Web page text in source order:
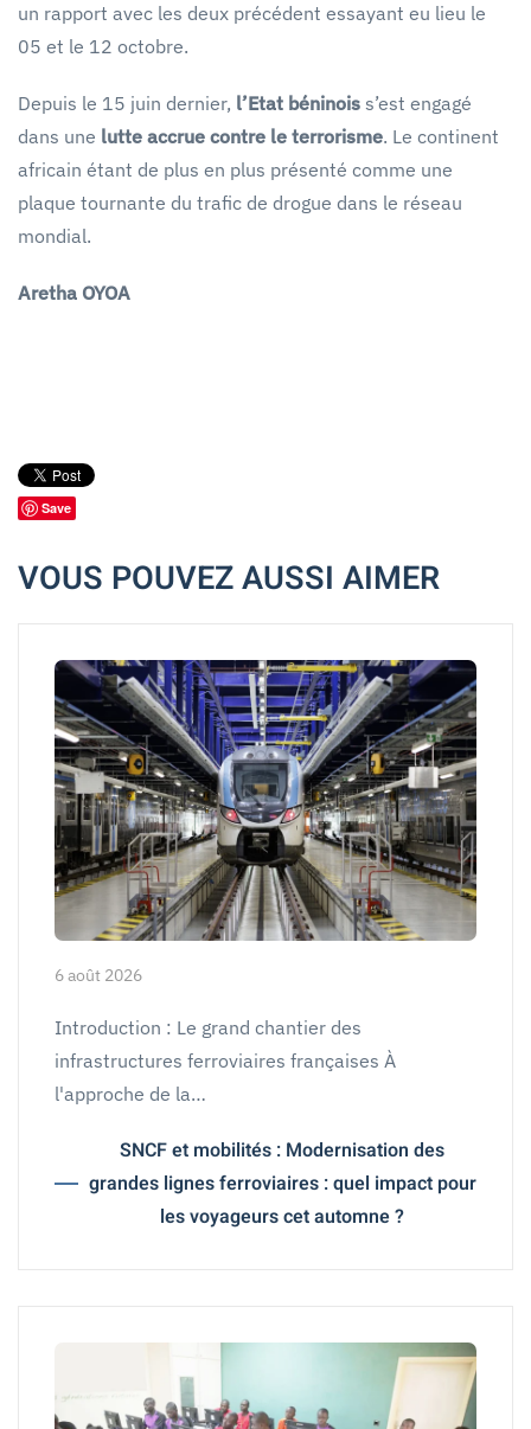
un rapport avec les deux précédent essayant eu lieu le
05 et le 12 octobre.
Depuis le 15 juin dernier, l’Etat béninois s’est engagé
dans une lutte accrue contre le terrorisme. Le continent
africain étant de plus en plus présenté comme une
plaque tournante du trafic de drogue dans le réseau
mondial.
Aretha OYOA
Save
VOUS POUVEZ AUSSI AIMER
6 août 2026
Introduction : Le grand chantier des
infrastructures ferroviaires françaises À
l'approche de la…
SNCF et mobilités : Modernisation des
grandes lignes ferroviaires : quel impact pour
les voyageurs cet automne ?